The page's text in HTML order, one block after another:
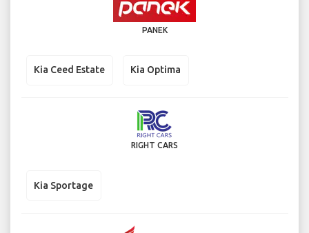
PANEK
Kia Ceed Estate Kia Optima
RIGHT CARS
Kia Sportage